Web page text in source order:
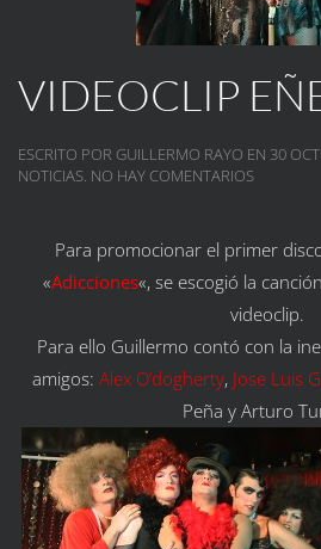
VIDEOCLIP
ESCRITO POR GUILLERMO RAYO EN 30
NOTICIAS. NO HAY COMENTARIOSEN
Para promocionar el primer
«Adicciones«, se escogió la
videoclip.
Para ello Guillermo contó con la
amigos: Alex O’dogherty, Jose Luis
Peña y Arturo